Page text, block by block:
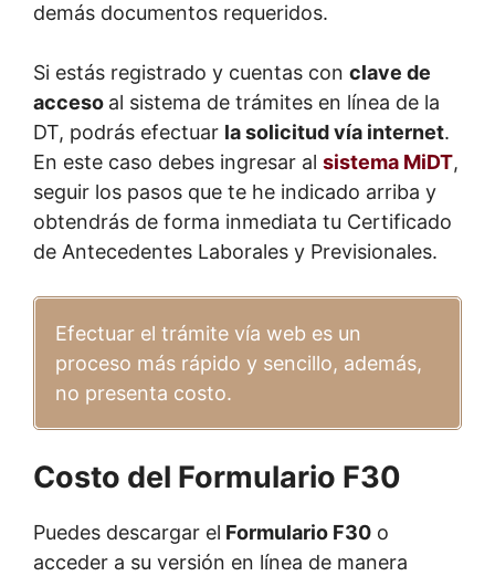
demás documentos requeridos.
Si estás registrado y cuentas con clave de
acceso al sistema de trámites en línea de la
DT, podrás efectuar la solicitud vía internet.
En este caso debes ingresar al sistema MiDT,
seguir los pasos que te he indicado arriba y
obtendrás de forma inmediata tu Certificado
de Antecedentes Laborales y Previsionales.
Efectuar el trámite vía web es un
proceso más rápido y sencillo, además,
no presenta costo.
Costo del Formulario F30
Puedes descargar el Formulario F30 o
acceder a su versión en línea de manera